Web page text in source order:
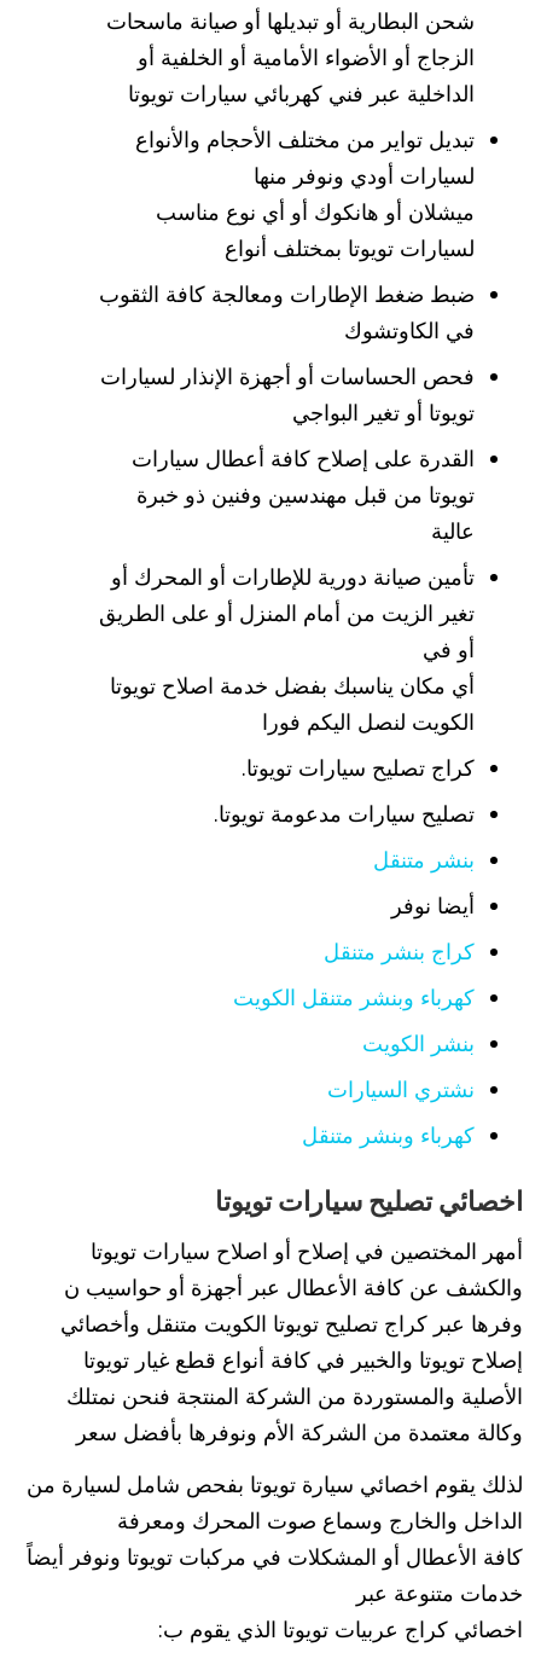
شحن البطارية أو تبديلها أو صيانة ماسحات
الزجاج أو الأضواء الأمامية أو الخلفية أو
الداخلية عبر فني كهربائي سيارات تويوتا
تبديل تواير من مختلف الأحجام والأنواع
لسيارات أودي ونوفر منها
ميشلان أو هانكوك أو أي نوع مناسب
لسيارات تويوتا بمختلف أنواع
ضبط ضغط الإطارات ومعالجة كافة الثقوب
في الكاوتشوك
فحص الحساسات أو أجهزة الإنذار لسيارات
تويوتا أو تغير البواجي
القدرة على إصلاح كافة أعطال سيارات
تويوتا من قبل مهندسين وفنين ذو خبرة
عالية
تأمين صيانة دورية للإطارات أو المحرك أو
تغير الزيت من أمام المنزل أو على الطريق
أو في
أي مكان يناسبك بفضل خدمة اصلاح تويوتا
الكويت لنصل اليكم فورا
كراج تصليح سيارات تويوتا.
تصليح سيارات مدعومة تويوتا.
بنشر متنقل
أيضا نوفر
كراج بنشر متنقل
كهرباء وبنشر متنقل الكويت
بنشر الكويت
نشتري السيارات
كهرباء وبنشر متنقل
اخصائي تصليح سيارات تويوتا
أمهر المختصين في إصلاح أو اصلاح سيارات تويوتا
والكشف عن كافة الأعطال عبر أجهزة أو حواسيب ن
وفرها عبر كراج تصليح تويوتا الكويت متنقل وأخصائي
إصلاح تويوتا والخبير في كافة أنواع قطع غيار تويوتا
الأصلية والمستوردة من الشركة المنتجة فنحن نمتلك
وكالة معتمدة من الشركة الأم ونوفرها بأفضل سعر
لذلك يقوم اخصائي سيارة تويوتا بفحص شامل لسيارة من
الداخل والخارج وسماع صوت المحرك ومعرفة
كافة الأعطال أو المشكلات في مركبات تويوتا ونوفر أيضاً
خدمات متنوعة عبر
اخصائي كراج عربيات تويوتا الذي يقوم ب: